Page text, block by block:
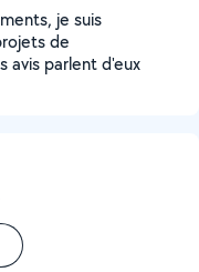
je suis
de
avis parlent d'eux